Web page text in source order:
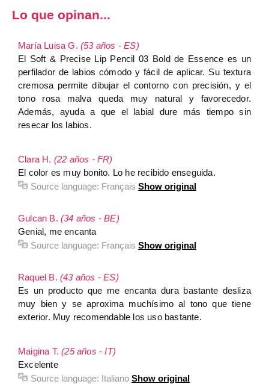
Lo que opinan...
María Luisa G. (53 años - ES)
El Soft & Precise Lip Pencil 03 Bold de Essence es un
perfilador de labios cómodo y fácil de aplicar. Su textura
cremosa permite dibujar el contorno con precisión, y el
tono rosa malva queda muy natural y favorecedor.
Además, ayuda a que el labial dure más tiempo sin
resecar los labios.
Clara H. (22 años - FR)
El color es muy bonito. Lo he recibido enseguida.
Source language: Français Show original
Gulcan B. (34 años - BE)
Genial, me encanta
Source language: Français Show original
Raquel B. (43 años - ES)
Es un producto que me encanta dura bastante desliza
muy bien y se aproxima muchísimo al tono que tiene
exterior. Muy recomendable los uso bastante.
Maigina T.(25 años - IT)
Excelente
Source language: Italiano Show original